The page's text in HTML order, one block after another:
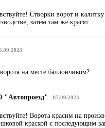
Створки ворот и
затем там же красят.
на месте баллончиком?
07.09.2023
Ворота красим на
краской с последующим